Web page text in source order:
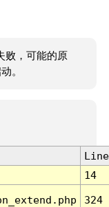
败，可能的原
。
Line
14
324